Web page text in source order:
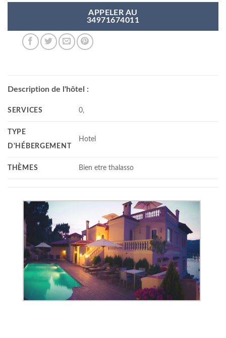
APPELER AU
34971674011
Description de l'hôtel :
SERVICES 0,
TYPE
D'HÉBERGEMENT
Hotel
THÈMES Bien etre thalasso